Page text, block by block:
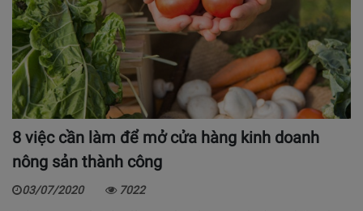
8 việc cần làm để mở cửa hàng kinh doanh
nông sản thành công
03/07/2020 7022